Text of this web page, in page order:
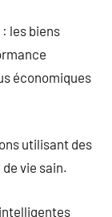
les biens
économiques
utilisant des
vie sain.